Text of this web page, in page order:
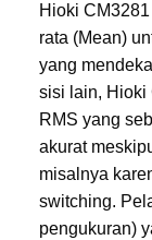
Hioki
rata (Mean)
yang
sisi lain, Hioki
RMS yang
akurat
misalnya
switching.
pengukuran)